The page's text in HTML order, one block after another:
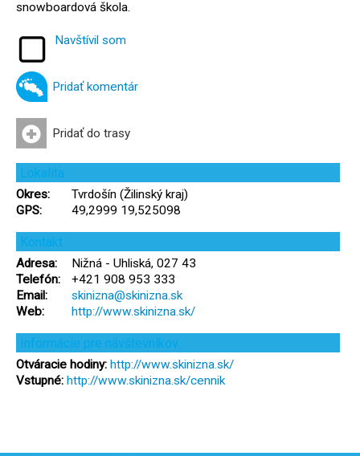
snowboardová škola.
Navštívil som
Pridať komentár
Pridať do trasy
Lokalita
Okres:
Tvrdošín (Žilinský kraj)
GPS:
49,2999 19,525098
Kontakt
Adresa:
Nižná - Uhliská, 027 43
Telefón:
+421 908 953 333
Email:
skinizna@skinizna.sk
Web:
http://www.skinizna.sk/
Informácie pre návštevníkov
Otváracie hodiny: http://www.skinizna.sk/
Vstupné: http://www.skinizna.sk/cennik